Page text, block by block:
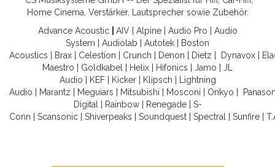
Home Cinema, Verstärker, Lautsprecher sowie Zubehör.
Advance Acoustic
AIV| Alpine| Audio Pro
Audio
System
Audiolab Autotek
Boston
Acoustics
Brax Celestion Crunch Denon Dietz Dynavox
Maestro
Goldkabel Helix Hifonics Jamo
JL
Audio
KEF| Kicker| Klipsch
Lightning
Audio
Marantz Meguiars Mitsubishi Mosconi Onkyo
Digital
Rainbow| Renegade| S-
Conn
Scansonic Shiverpeaks Soundquest Spectral Sunfire